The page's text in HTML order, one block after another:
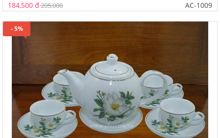
184,500 đ205,000 AC-1009
- 5%